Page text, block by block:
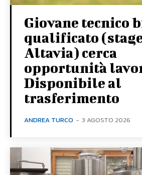
Giovane tecnico
qualificato
Altavia) cerca
opportunità
Disponibile al
trasferimento
ANDREA TURCO - 3 AGOSTO 2026